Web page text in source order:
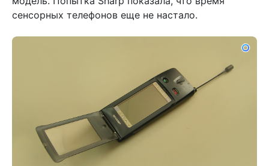
сенсорных телефонов еще не настало.